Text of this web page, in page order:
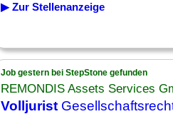
▶ Zur Stellenanzeige
Job gestern bei StepStone gefunden
REMONDIS Assets Services
Volljurist